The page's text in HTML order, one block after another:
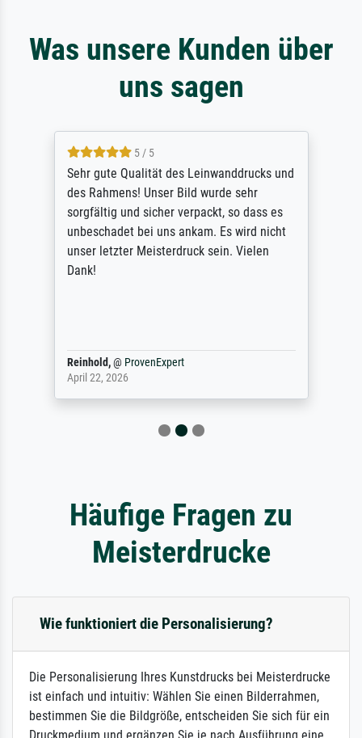
Was unsere Kunden über
uns sagen
5 / 5
Sehr gute Qualität des Leinwanddrucks und
des Rahmens! Unser Bild wurde sehr
sorgfältig und sicher verpackt, so dass es
unbeschadet bei uns ankam. Es wird nicht
unser letzter Meisterdruck sein. Vielen
Dank!
Reinhold,@ ProvenExpert
April 22, 2026
Häufige Fragen zu
Meisterdrucke
Wie funktioniert die Personalisierung?
Die Personalisierung Ihres Kunstdrucks bei Meisterdrucke
ist einfach und intuitiv: Wählen Sie einen Bilderrahmen,
bestimmen Sie die Bildgröße, entscheiden Sie sich für ein
Druckmedium und ergänzen Sie je nach Ausführung eine